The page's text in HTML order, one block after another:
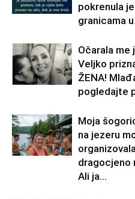
pokrenula
granicama
Očarala me
Veljko
ŽENA!
pogledajte
Moja
na jezeru
dragocjeno
Ali ja...